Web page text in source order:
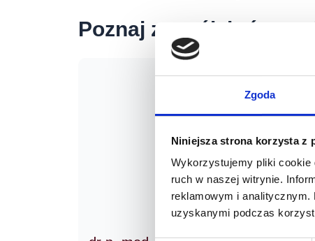
Zgoda
Niniejsza strona korzysta z
Wykorzystujemy pliki cookie
ruch w naszej witrynie.
reklamowym i analitycznym.
uzyskanymi podczas
Poznaj zespół, który